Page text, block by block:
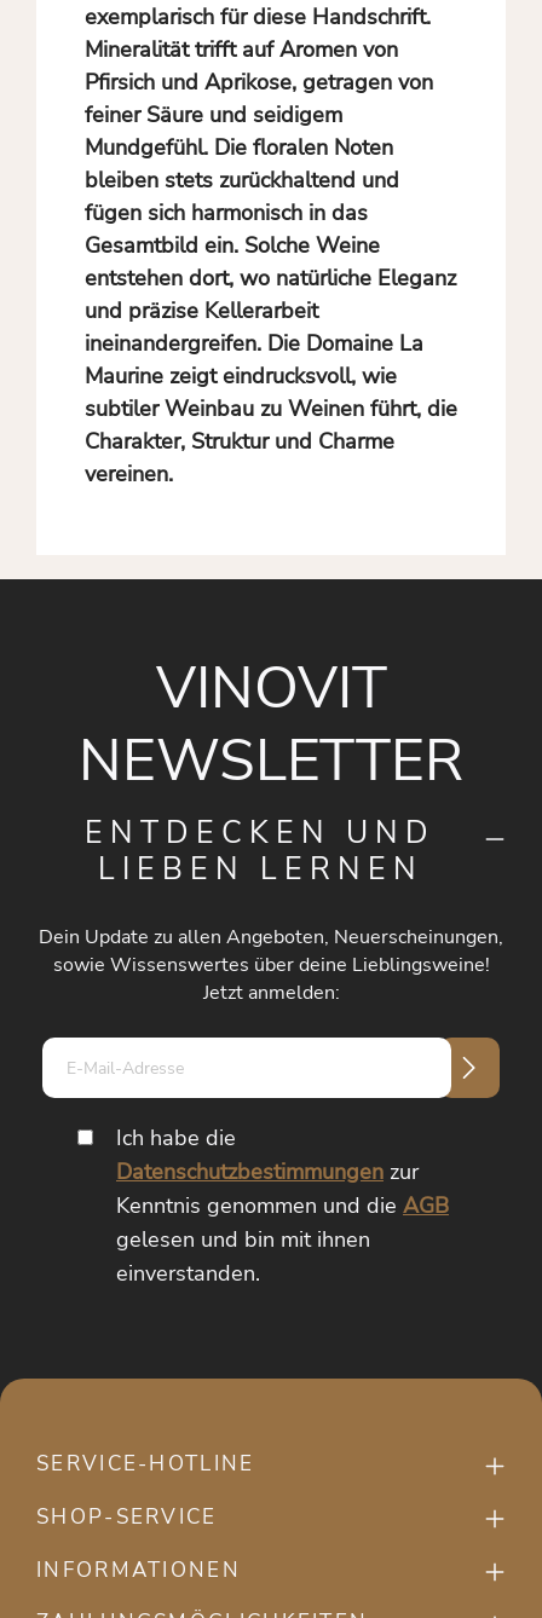
exemplarisch für diese Handschrift.
Mineralität trifft auf Aromen von
Pfirsich und Aprikose, getragen von
feiner Säure und seidigem
Mundgefühl. Die floralen Noten
bleiben stets zurückhaltend und
fügen sich harmonisch in das
Gesamtbild ein. Solche Weine
entstehen dort, wo natürliche Eleganz
und präzise Kellerarbeit
ineinandergreifen. Die Domaine La
Maurine zeigt eindrucksvoll, wie
subtiler Weinbau zu Weinen führt, die
Charakter, Struktur und Charme
vereinen.
VINOVIT
NEWSLETTER
ENTDECKEN UND
LIEBEN LERNEN
Dein Update zu allen Angeboten, Neuerscheinungen,
sowie Wissenswertes über deine Lieblingsweine!
Jetzt anmelden:
Adresse*
Ich habe die
Datenschutzbestimmungenzur
Kenntnis genommen und die AGB
gelesen und bin mit ihnen
einverstanden.
SERVICE-HOTLINE
SHOP-SERVICE
INFORMATIONEN